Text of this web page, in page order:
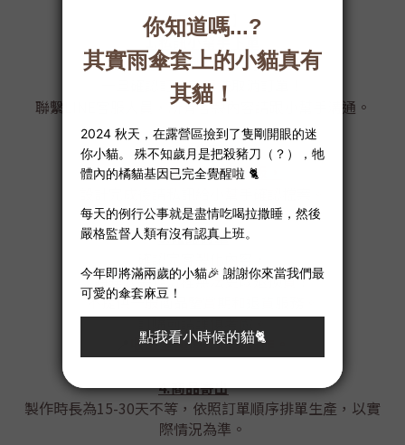
【下單流程】
1.私訊小幫手下單
商品皆為客製化量身訂做，
一旦確認訂單就無法取消訂單！
聯繫LINE客服人員，所有客製內容請跟小幫手溝通。
2.製作圖檔
請到雲端下載設計公版，
3.確認訂單
將進入製作流程無法更改退換貨！
不提供一般商品鑒賞期和退貨服務。
訂購前請謹慎考慮。
收取全額後才開始製作。
4.商品寄出
製作時長為15-30天不等，依照訂單順序排單生產，以實
際情況為準。